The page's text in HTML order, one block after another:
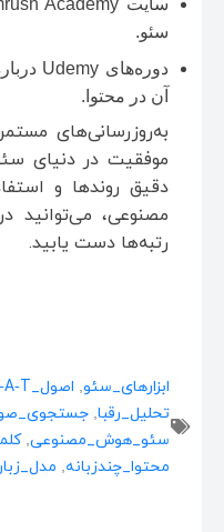
سئو.
آن در محتوا.
به‌روزرسانی‌های
موفقیت در دنیای
دقیق روندها و
رتبه‌ها دست یابید.
ابزارهای_سئو اصول_E‑A‑T
تحلیل_رقبا
سئو_هوش_مصنوعی ,
محتوا_چندزبانه